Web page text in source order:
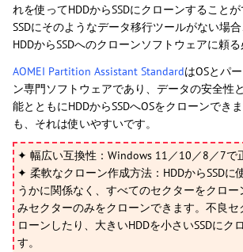
れを使ってHDDからSSDにクローンすることが
SSDにそのようなデータ移行ツールがない場
HDDからSSDへのクローンソフトウェアに頼る
AOMEI Partition Assistant StandardはOSとパ
ン専門ソフトウェアであり、データの安全性
能とともにHDDからSSDへOSをクローンでき
も、それは使いやすいです。
✦ 幅広い互換性：Windows 11／10／8／7で
✦ 柔軟なクローン作成方法：HDDからSSDに
うかに関係なく、すべてのセクターをクロ
みセクターのみをクローンできます。不良セ
ローンしたり、大きいHDDを小さいSSDにク
す。